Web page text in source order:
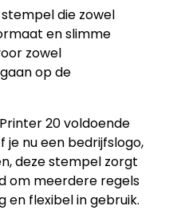
die zowel
en slimme
zowel
op de
20 voldoende
nu een bedrijfslogo,
deze stempel zorgt
om meerdere regels
en flexibel in gebruik.